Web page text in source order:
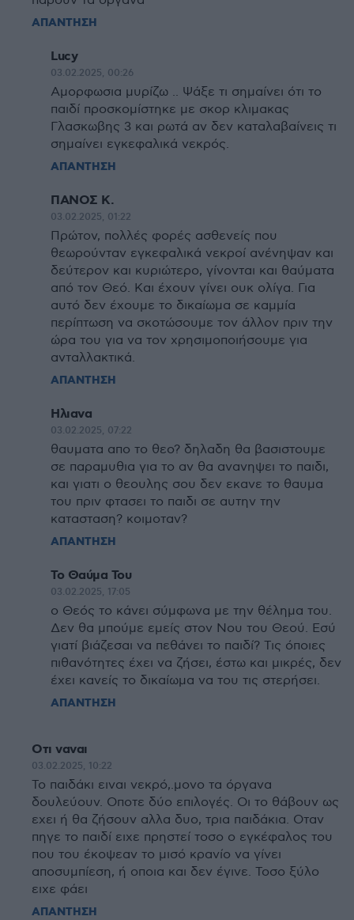
ΑΠΑΝΤΗΣΗ
Lucy
03.02.2025, 00:26
Αμορφωσια μυρίζω .. Ψάξε τι σημαίνει ότι το
παιδί προσκομίστηκε με σκορ κλιμακας
Γλασκωβης 3 και ρωτά αν δεν καταλαβαίνεις τι
σημαίνει εγκεφαλικά νεκρός.
ΑΠΑΝΤΗΣΗ
ΠΑΝΟΣ Κ.
03.02.2025, 01:22
Πρώτον, πολλές φορές ασθενείς που
θεωρούνταν εγκεφαλικά νεκροί ανένηψαν και
δεύτερον και κυριώτερο, γίνονται και θαύματα
από τον Θεό. Και έχουν γίνει ουκ ολίγα. Για
αυτό δεν έχουμε το δικαίωμα σε καμμία
περίπτωση να σκοτώσουμε τον άλλον πριν την
ώρα του για να τον χρησιμοποιήσουμε για
ανταλλακτικά.
ΑΠΑΝΤΗΣΗ
Ηλιανα
03.02.2025, 07:22
θαυματα απο το θεο? δηλαδη θα βασιστουμε
σε παραμυθια για το αν θα ανανηψει το παιδι,
και γιατι ο θεουλης σου δεν εκανε το θαυμα
του πριν φτασει το παιδι σε αυτην την
κατασταση? κοιμοταν?
ΑΠΑΝΤΗΣΗ
Το Θαύμα Του
03.02.2025, 17:05
ο Θεός το κάνει σύμφωνα με την θέλημα του.
Δεν θα μπούμε εμείς στον Νου του Θεού. Εσύ
γιατί βιάζεσαι να πεθάνει το παιδί? Τις όποιες
πιθανότητες έχει να ζήσει, έστω και μικρές, δεν
έχει κανείς το δικαίωμα να του τις στερήσει.
ΑΠΑΝΤΗΣΗ
Οτι ναναι
03.02.2025, 10:22
Το παιδάκι ειναι νεκρό,.μονο τα όργανα
δουλεύουν. Οποτε δύο επιλογές. Οι το θάβουν ως
εχει ή θα ζήσουν αλλα δυο, τρια παιδάκια. Οταν
πηγε το παιδί ειχε πρηστεί τοσο ο εγκέφαλος του
που του έκοψεαν το μισό κρανίο να γίνει
αποσυμπίεση, ή οποια και δεν έγινε. Τοσο ξύλο
ειχε φάει
ΑΠΑΝΤΗΣΗ